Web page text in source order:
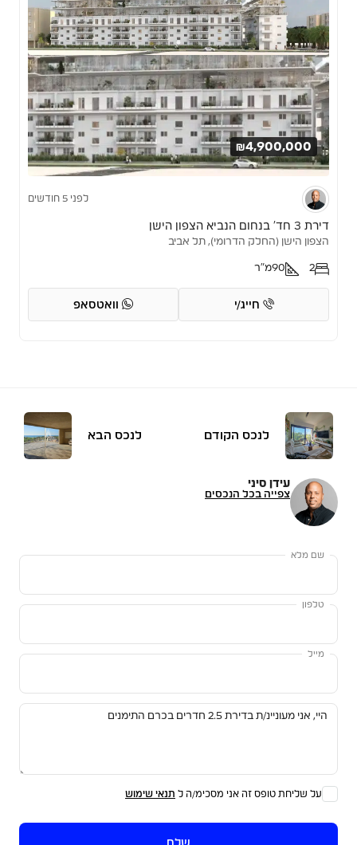
₪4,900,000
לפני 5 חודשים
דירת 3 חד’ בנחום הנביא הצפון הישן
הצפון הישן (החלק הדרומי), תל אביב
2
90מ"ר
חייג/י וואטסאפ
לנכס הקודם לנכס הבא
עידן סיני
צפייה בכל הנכסים
שם מלא
טלפון
מייל
על שליחת טופס זה אני מסכימ/ה ל תנאי שימוש